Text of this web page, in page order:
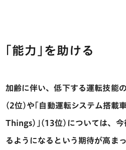
｢能力｣を助ける
加齢に伴い、低下する運転技能
(2位)や｢自動運転システム搭
Things)｣(13位)については、今
るようになるという期待が高まっ